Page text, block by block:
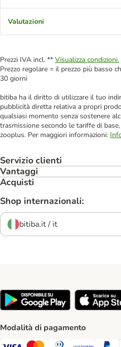
Valutazioni
Prezzi IVA incl. ** Visualizza condizioni.
Prezzo regolare = il prezzo più basso
30 giorni
bitiba ha il diritto di utilizzare il tuo
pubblicità diretta relativa a propri
qualsiasi momento senza sostenere
trasmissione secondo le tariffe di
zooplus. Per maggiori informazioni:
Servizio clienti
Vantaggi
Acquisti
Shop internazionali:
bitiba.it / it
Modalità di pagamento